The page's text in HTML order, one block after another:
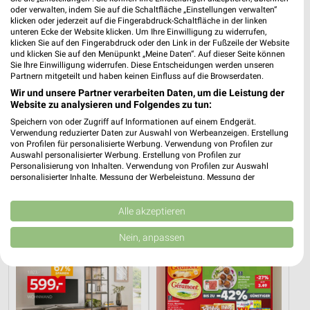
12,1 km
Angebote ab 01.08.
Noch heute gültig
43,4 km
Dieter Knoll
Gültig bis Fr. 14.08.
XXXLutz Kaufland
oder verwalten, indem Sie auf die Schaltfläche „Einstellungen verwalten“
klicken oder jederzeit auf die Fingerabdruck-Schaltfläche in der linken
unteren Ecke der Website klicken. Um Ihre Einwilligung zu widerrufen,
klicken Sie auf den Fingerabdruck oder den Link in der Fußzeile der Website
und klicken Sie auf den Menüpunkt „Meine Daten“. Auf dieser Seite können
Sie Ihre Einwilligung widerrufen. Diese Entscheidungen werden unseren
Partnern mitgeteilt und haben keinen Einfluss auf die Browserdaten.
Wir und unsere Partner verarbeiten Daten, um die Leistung der
Website zu analysieren und Folgendes zu tun:
Speichern von oder Zugriff auf Informationen auf einem Endgerät.
Verwendung reduzierter Daten zur Auswahl von Werbeanzeigen. Erstellung
von Profilen für personalisierte Werbung. Verwendung von Profilen zur
Auswahl personalisierter Werbung. Erstellung von Profilen zur
Personalisierung von Inhalten. Verwendung von Profilen zur Auswahl
personalisierter Inhalte. Messung der Werbeleistung. Messung der
Kombinationen von Daten aus verschiedenen Quellen. Entwicklung und
Verbesserung der Angebote. Verwendung reduzierter Daten zur Auswahl
von Inhalten.
Daten können außerhalb der Europäischen Union weitergegeben und in die
USA gesendet werden.
Website/App.
Partnerliste anzeigen (1 IAB-Anbieter)
Wir nutzen Ihre Daten für folgende Zwecke:
Alle akzeptieren
Nein, anpassen